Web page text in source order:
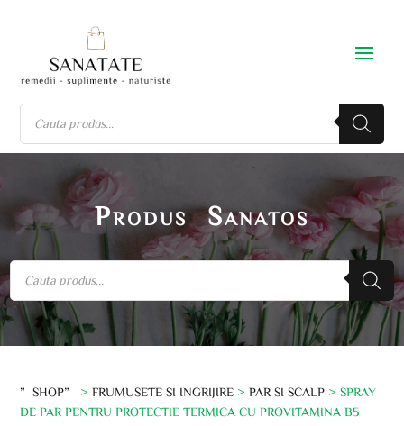
Produs Sanatos
”SHOP” >FRUMUSETE SI INGRIJIRE >PAR SI SCALP > SPRAY
DE PAR PENTRU PROTECTIE TERMICA CU PROVITAMINA B5